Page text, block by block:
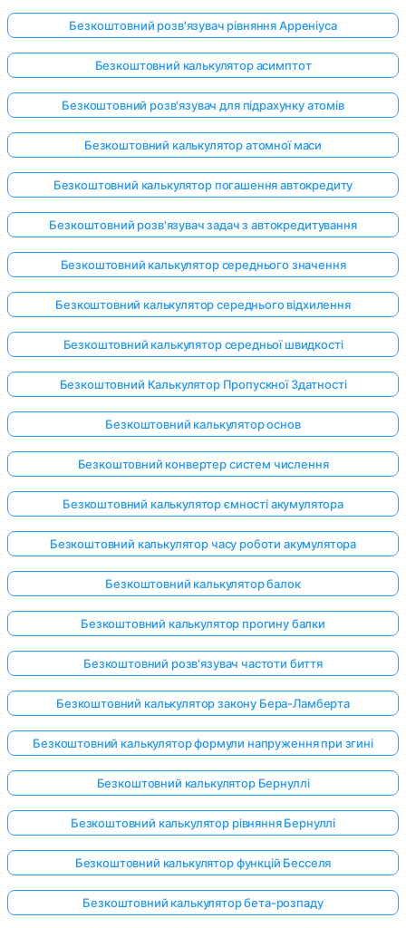
Поки
немає
своє
перше
Безкоштовний розв'язувач рівняння Арреніуса
Безкоштовний калькулятор асимптот
Безкоштовний розв'язувач для підрахунку атомів
Безкоштовний калькулятор атомної маси
Безкоштовний калькулятор погашення автокредиту
Безкоштовний розв'язувач задач з автокредитування
Безкоштовний калькулятор середнього значення
Безкоштовний калькулятор середнього відхилення
Безкоштовний калькулятор середньої швидкості
Безкоштовний Калькулятор Пропускної Здатності
Безкоштовний калькулятор основ
Безкоштовний конвертер систем числення
Безкоштовний калькулятор ємності акумулятора
Безкоштовний калькулятор часу роботи акумулятора
Безкоштовний калькулятор балок
Безкоштовний калькулятор прогину балки
Безкоштовний розв'язувач частоти биття
Безкоштовний калькулятор закону Бера-Ламберта
Безкоштовний калькулятор формули напруження при згині
Безкоштовний калькулятор Бернуллі
Безкоштовний калькулятор рівняння Бернуллі
Безкоштовний калькулятор функцій Бесселя
Безкоштовний калькулятор бета-розпаду